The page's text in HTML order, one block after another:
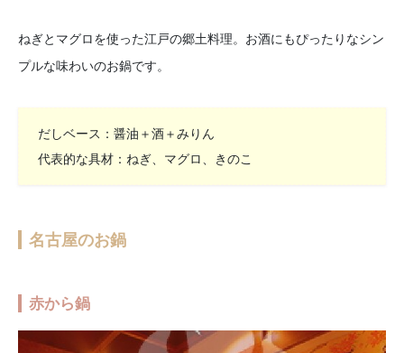
ねぎとマグロを使った江戸の郷土料理。お酒にもぴったりなシン
プルな味わいのお鍋です。
だしベース：醤油＋酒＋みりん
代表的な具材：ねぎ、マグロ、きのこ
名古屋のお鍋
赤から鍋